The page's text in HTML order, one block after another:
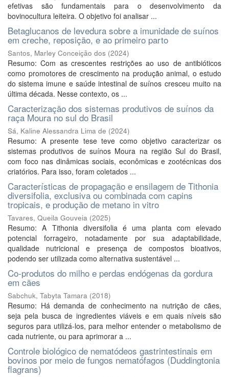
efetivas são fundamentais para o desenvolvimento da
bovinocultura leiteira. O objetivo foi analisar ...
Betaglucanos de levedura sobre a imunidade de suínos
em creche, reposição, e ao primeiro parto
Santos, Marley Conceição dos (2024)
Resumo: Com as crescentes restrições ao uso de antibióticos
como promotores de crescimento na produção animal, o estudo
do sistema imune e saúde intestinal de suínos cresceu muito na
última década. Nesse contexto, os ...
Caracterização dos sistemas produtivos de suínos da
raça Moura no sul do Brasil
Sá, Kaline Alessandra Lima de (2024)
Resumo: A presente tese teve como objetivo caracterizar os
sistemas produtivos de suínos Moura na região Sul do Brasil,
com foco nas dinâmicas sociais, econômicas e zootécnicas dos
criatórios. Para isso, foram coletados ...
Características de propagação e ensilagem de Tithonia
diversifolia, exclusiva ou combinada com capins
tropicais, e produção de metano in vitro
Tavares, Queila Gouveia (2025)
Resumo: A Tithonia diversifolia é uma planta com elevado
potencial forrageiro, notadamente por sua adaptabilidade,
qualidade nutricional e presença de compostos bioativos,
podendo ser utilizada como alternativa sustentável ...
Co-produtos do milho e perdas endógenas da gordura
em cães
Sabchuk, Tabyta Tamara (2018)
Resumo: Há demanda de conhecimento na nutrição de cães,
seja pela busca de ingredientes viáveis e em quais níveis são
seguros para utilizá-los, para melhor entender o metabolismo de
cada nutriente, ou para aprimorar a ...
Controle biológico de nematódeos gastrintestinais em
bovinos por meio de fungos nematófagos (Duddingtonia
flagrans)